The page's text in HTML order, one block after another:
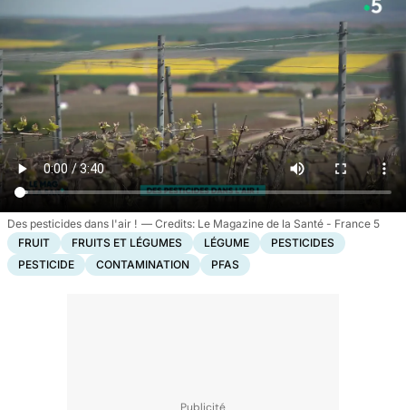
Des pesticides dans l'air !
Le Magazine de la Santé - France 5
FRUIT
FRUITS ET LÉGUMES LÉGUME
PESTICIDES
PESTICIDE
CONTAMINATION PFAS